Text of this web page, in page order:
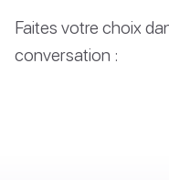
Faites votre choix
conversation :